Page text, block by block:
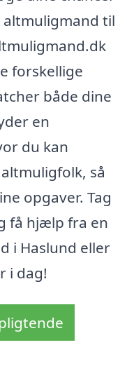
til
forskellige
både dine
en
du kan
så
opgaver. Tag
få hjælp fra en
i Haslund eller
i dag!